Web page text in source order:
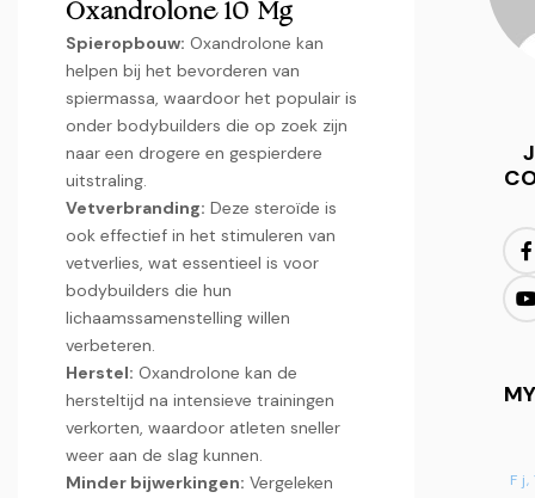
Oxandrolone 10 Mg
Spieropbouw: Oxandrolone kan
helpen bij het bevorderen van
spiermassa, waardoor het populair is
onder bodybuilders die op zoek zijn
naar een drogere en gespierdere
uitstraling.
Vetverbranding: Deze steroïde is
ook effectief in het stimuleren van
vetverlies, wat essentieel is voor
bodybuilders die hun
lichaamssamenstelling willen
verbeteren.
Herstel: Oxandrolone kan de
hersteltijd na intensieve trainingen
verkorten, waardoor atleten sneller
weer aan de slag kunnen.
Minder bijwerkingen: Vergeleken
F j,